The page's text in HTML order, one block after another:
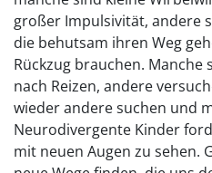
großer Impulsivität, andere
die behutsam ihren Weg
Rückzug brauchen. Manche
nach Reizen, andere
wieder andere suchen und
Neurodivergente Kinder
mit neuen Augen zu sehen.